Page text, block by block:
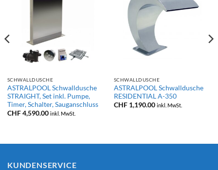
SCHWALLDUSCHE
ASTRALPOOL Schwalldusche
STRAIGHT, Set inkl. Pumpe,
Timer, Schalter, Sauganschluss
CHF4,590.00 inkl. MwSt.
SCHWALLDUSCHE
ASTRALPOOL Schwalldusche
RESIDENTIAL A-350
CHF1,190.00 inkl. MwSt.
KUNDENSERVICE